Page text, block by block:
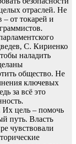
отраслей. Не
– от токарей и
С. Кириенко
наладить
общество. Не
ключевых
за всё это
Их цель – помочь
путь. Власть
чувствовали